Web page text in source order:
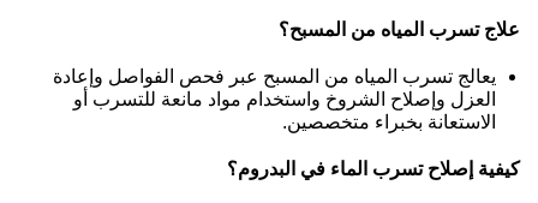
علاج تسرب المياه من المسبح؟
يعالج تسرب المياه من المسبح عبر فحص الفواصل وإعادة
العزل وإصلاح الشروخ واستخدام مواد مانعة للتسرب أو
الاستعانة بخبراء متخصصين.
كيفية إصلاح تسرب الماء في البدروم؟